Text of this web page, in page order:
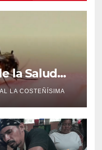
la Salud
reforzar
de
LA COSTEÑÍSIMA